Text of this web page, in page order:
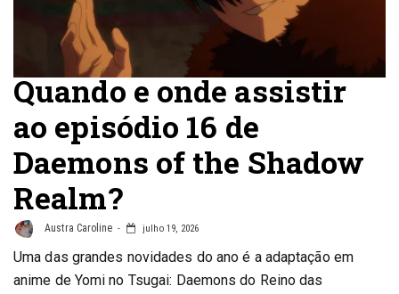
Quando e onde assistir
ao episódio 16 de
Daemons of the Shadow
Realm?
Austra Caroline julho 19, 2026
Uma das grandes novidades do ano é a adaptação em
anime de Yomi no Tsugai: Daemons do Reino das